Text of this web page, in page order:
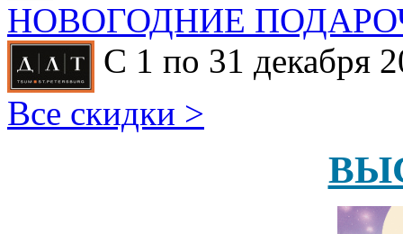
НОВОГОДНИЕ
С 1 по 31 декабря
Все скидки >